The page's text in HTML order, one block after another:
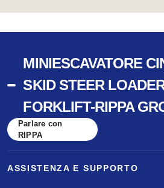
MINIESCAVATORE
SKID STEER
FORKLIFT-RIPPA
Parlare con
RIPPA
ASSISTENZA E SUPPORTO